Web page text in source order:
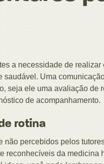
a necessidade de realizar
saudável. Uma
seja ele uma avaliação de
de acompanhamento.
rotina
não percebidos pelos
reconhecíveis da medicina